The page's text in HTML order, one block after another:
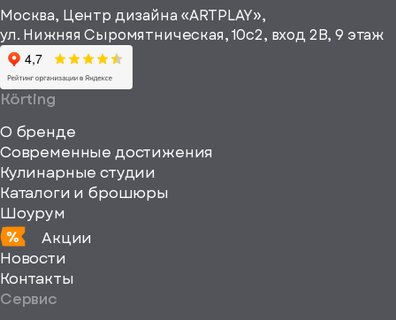
информационные
материалы
viewBox="0
0
Москва, Центр дизайна «ARTPLAY»,
ул. Нижняя Сыромятническая, 10с2, вход 2B, 9 этаж
Körting
О бренде
Современные достижения
Кулинарные студии
Каталоги и брошюры
Шоурум
Акции
Новости
Контакты
Сервис